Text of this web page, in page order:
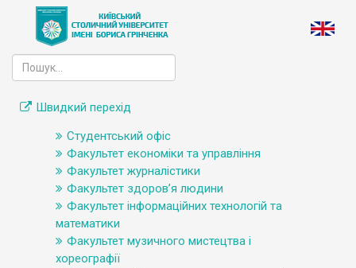
Швидкий перехід
Студентський офіс
Факультет економіки та управління
Факультет журналістики
Факультет здоров’я людини
Факультет інформаційних технологій та
математики
Факультет музичного мистецтва і
хореографії